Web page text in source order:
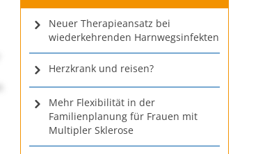
Neuer Therapieansatz bei
wiederkehrenden Harnwegsinfekten
Herzkrank und reisen?
Mehr Flexibilität in der
Familienplanung für Frauen mit
Multipler Sklerose